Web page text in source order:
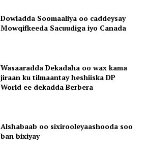
Dowladda Soomaaliya oo caddeysay
Mowqifkeeda Sacuudiga iyo Canada
Wasaaradda Dekadaha oo wax kama
jiraan ku tilmaantay heshiiska DP
World ee dekadda Berbera
Alshabaab oo sixirooleyaashooda soo
ban bixiyay